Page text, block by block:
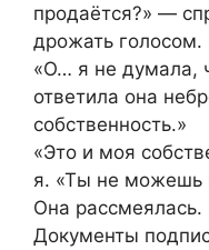
продаётся?» —
дрожать голосом.
«О… я не думала,
ответила она
собственность.»
«Это и моя
я. «Ты не можешь
Она
Документы